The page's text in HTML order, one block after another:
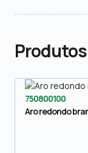
750800100
Aro redondo